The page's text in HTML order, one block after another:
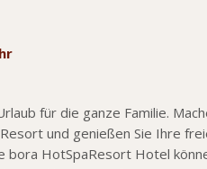
für die ganze Familie.
und genießen Sie Ihre
bora HotSpaResort Hotel